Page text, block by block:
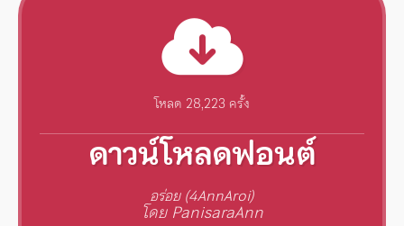
โหลด 28,223 ครั้ง
ดาวน์โหลดฟอนต์
อร่อย (4AnnAroi)
โดย PanisaraAnn